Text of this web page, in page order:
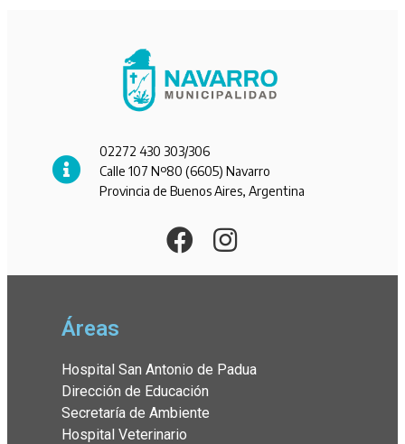
02272 430 303/306
Calle 107 Nº80 (6605) Navarro
Provincia de Buenos Aires, Argentina
Áreas
Hospital San Antonio de Padua
Dirección de Educación
Secretaría de Ambiente
Hospital Veterinario